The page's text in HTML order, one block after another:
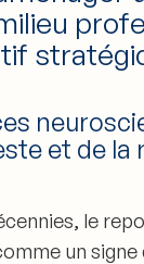
et de la
le
un signe